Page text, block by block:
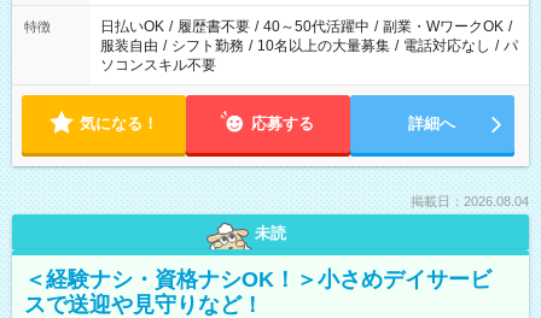
特徴 日払いOK / 履歴書不要 / 40～50代活躍中 / 副業・WワークOK /
服装自由 / シフト勤務 / 10名以上の大量募集 / 電話対応なし / パ
ソコンスキル不要
気になる！ 応募する 詳細へ
掲載日：2026.08.04
未読
＜経験ナシ・資格ナシOK！＞小さめデイサービ
スで送迎や見守りなど！